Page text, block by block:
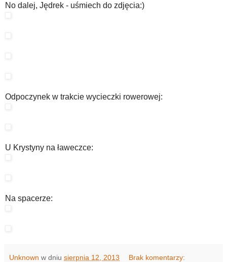
No dalej, Jędrek - uśmiech do zdjęcia:)
Odpoczynek w trakcie wycieczki rowerowej:
U Krystyny na ławeczce:
Na spacerze:
Unknown w dniu sierpnia 12, 2013 Brak komentarzy: